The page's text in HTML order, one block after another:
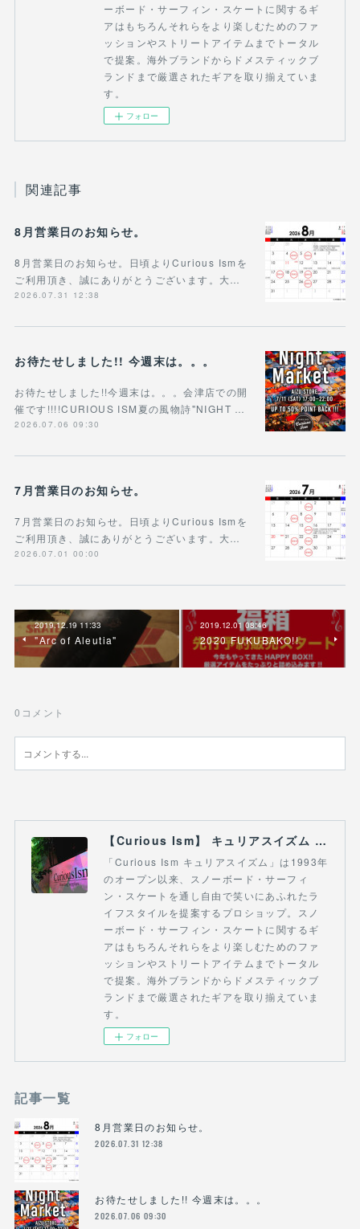
ーボード・サーフィン・スケートに関するギ
アはもちろんそれらをより楽しむためのファ
ッションやストリートアイテムまでトータル
で提案。海外ブランドからドメスティックブ
ランドまで厳選されたギアを取り揃えていま
す。
フォロー
関連記事
8月営業日のお知らせ。
8月営業日のお知らせ。日頃よりCurious Ismを
ご利用頂き、誠にありがとうございます。大…
2026.07.31 12:38
お待たせしました!! 今週末は。。。
お待たせしました!!今週末は。。。会津店での開
催です!!!!CURIOUS ISM夏の風物詩"NIGHT …
2026.07.06 09:30
7月営業日のお知らせ。
7月営業日のお知らせ。日頃よりCurious Ismを
ご利用頂き、誠にありがとうございます。大…
2026.07.01 00:00
2019.12.19 11:33
"Arc of Aleutia"
2019.12.01 08:46
2020 FUKUBAKO!!
0 コメント
【Curious Ism】 キュリアスイズム l スノーボードショップ サーフショップ 福島県 会津若松市 郡山市 通販
「Curious Ism キュリアスイズム」は1993年
のオープン以来、スノーボード・サーフィ
ン・スケートを通し自由で笑いにあふれたラ
イフスタイルを提案するプロショップ。スノ
ーボード・サーフィン・スケートに関するギ
アはもちろんそれらをより楽しむためのファ
ッションやストリートアイテムまでトータル
で提案。海外ブランドからドメスティックブ
ランドまで厳選されたギアを取り揃えていま
す。
フォロー
記事一覧
8月営業日のお知らせ。
2026.07.31 12:38
お待たせしました!! 今週末は。。。
2026.07.06 09:30